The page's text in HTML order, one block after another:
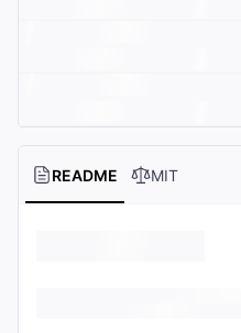
README MIT